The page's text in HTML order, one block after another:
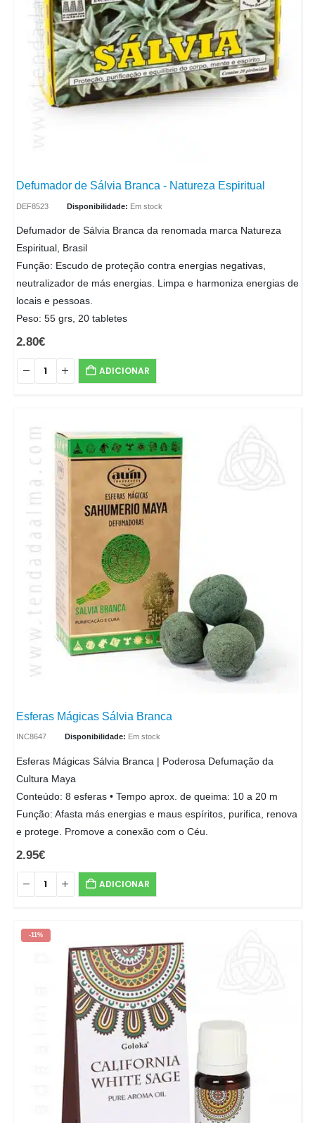
Defumador de Sálvia Branca - Natureza Espiritual
DEF8523 Disponibilidade: Em stock
Defumador de Sálvia Branca da renomada marca Natureza
Espiritual, Brasil
Função: Escudo de proteção contra energias negativas,
neutralizador de más energias. Limpa e harmoniza energias de
locais e pessoas.
Peso: 55 grs, 20 tabletes
2.80€
ADICIONAR
Esferas Mágicas Sálvia Branca
INC8647 Disponibilidade: Em stock
Esferas Mágicas Sálvia Branca | Poderosa Defumação da
Cultura Maya
Conteúdo: 8 esferas • Tempo aprox. de queima: 10 a 20 m
Função: Afasta más energias e maus espíritos, purifica, renova
e protege. Promove a conexão com o Céu.
2.95€
ADICIONAR
-11%